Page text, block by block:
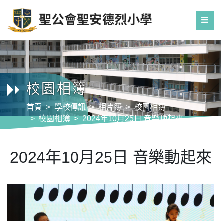
校園相簿
首頁 學校傳訊 相片簿
校園相簿
校園相簿
2024年10月25日 音樂動起來
2024年10月25日 音樂動起來